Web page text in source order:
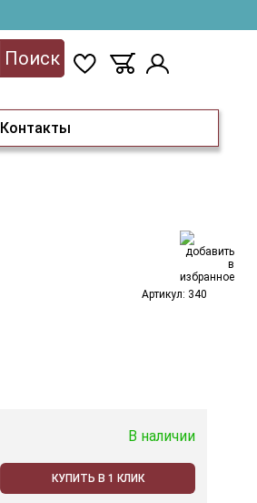
Контакты
Поиск
Артикул: 340
В наличии
КУПИТЬ В 1 КЛИК